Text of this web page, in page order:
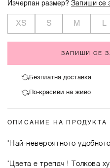
Изчерпан размер?Запиши се
XS S M L
ЗАПИШИ СЕ
Безплатна доставка
По-красиви на живо
ОПИСАНИЕ НА ПРОДУКТА
"Най-невероятното
"Цвета е трепач ! Толкова